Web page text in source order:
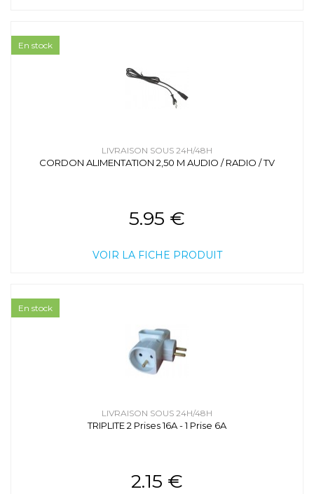
LIVRAISON SOUS 24H/48H
CORDON ALIMENTATION 2,50 M AUDIO / RADIO / TV
5.95 €
VOIR LA FICHE PRODUIT
En stock
LIVRAISON SOUS 24H/48H
TRIPLITE 2 Prises 16A - 1 Prise 6A
2.15 €
En stock